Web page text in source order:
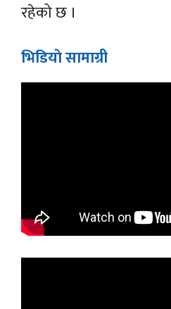
रहेको छ ।
भिडियाे सामाग्री